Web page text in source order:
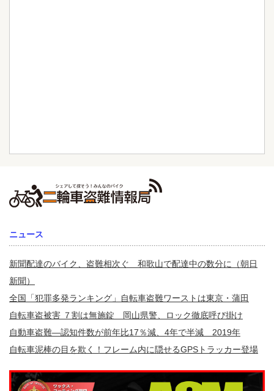
ニュース
新聞配達のバイク、盗難相次ぐ 和歌山で配達中の数分に（朝日
新聞）
全国「犯罪多発ランキング」自転車盗難ワーストは東京・蒲田
自転車盗被害 ７割は無施錠 岡山県警、ロック徹底呼び掛け
自動車盗難—認知件数が前年比17％減、4年で半減 2019年
自転車泥棒の目を欺く！フレーム内に隠せるGPSトラッカー登場